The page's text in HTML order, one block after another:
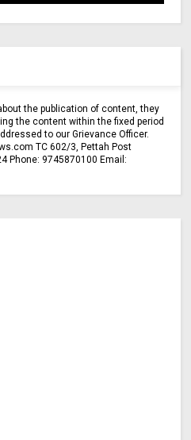
the publication of content, they
the content within the fixed period
to our Grievance Officer.
TC 602/3, Pettah Post
Phone: 9745870100 Email: